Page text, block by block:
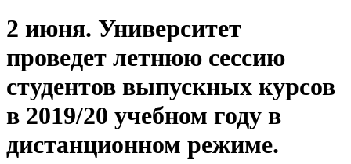
2 июня. Университет
проведет летнюю сессию
студентов выпускных курсов
в 2019/20 учебном году в
дистанционном режиме.